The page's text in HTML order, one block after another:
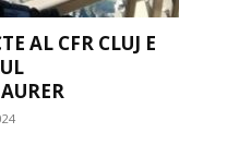
AL CFR CLUJ E